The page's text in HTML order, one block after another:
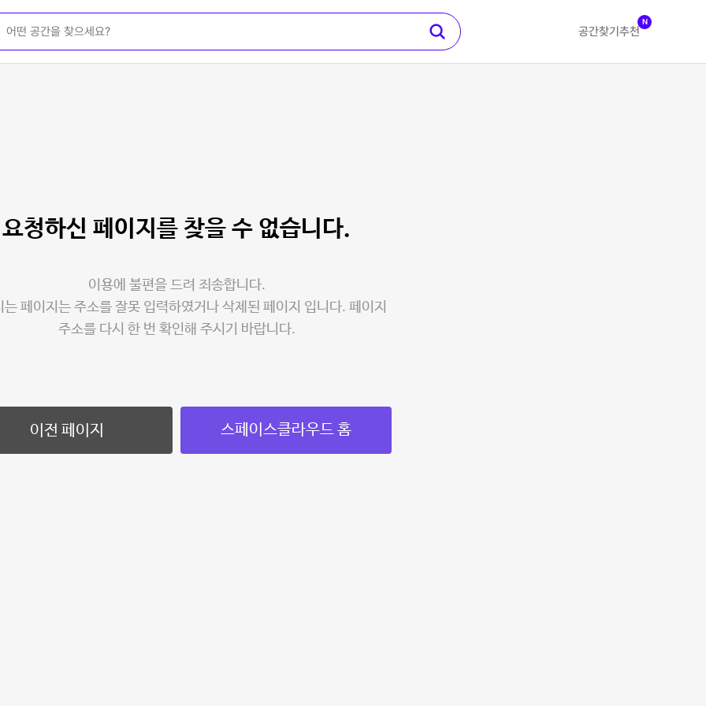
공간찾기 추천
N
요청하신 페이지를 찾을 수 없습니다.
이용에 불편을 드려 죄송합니다.
는 페이지는 주소를 잘못 입력하였거나 삭제된 페이지 입니다. 페이지
주소를 다시 한 번 확인해 주시기 바랍니다.
이전 페이지 스페이스클라우드 홈